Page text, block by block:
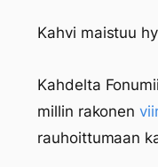
Kahvi maistuu
Kahdelta
millin rakonen
rauhoittumaan